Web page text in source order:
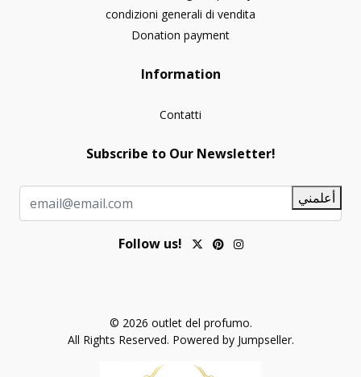
condizioni generali di vendita
Donation payment
Information
Contatti
Subscribe to Our Newsletter!
أعلمني
Follow us!
© 2026 outlet del profumo.
All Rights Reserved. Powered by Jumpseller.